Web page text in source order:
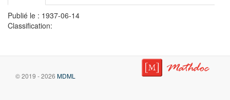
Publié le : 1937-06-14
Classification:
© 2019 - 2026 MDML